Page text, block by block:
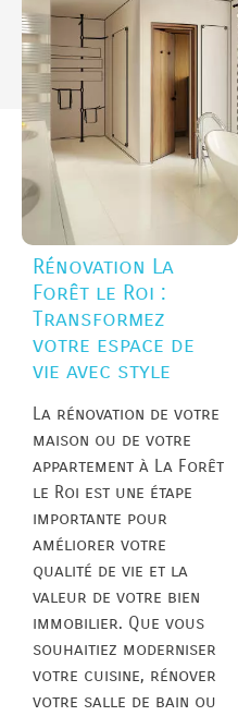
Rénovation La
Forêt le Roi :
Transformez
votre espace de
vie avec style
La rénovation de votre
maison ou de votre
appartement à La Forêt
le Roi est une étape
importante pour
améliorer votre
qualité de vie et la
valeur de votre bien
immobilier. Que vous
souhaitiez moderniser
votre cuisine, rénover
votre salle de bain ou